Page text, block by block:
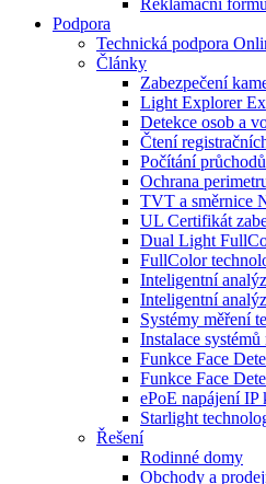
Reklamační
Podpora
Technická podpora
Články
Zabezpečení
Light Explorer
Detekce osob a
Čtení
Počítání
Ochrana
TVT a směrnice
UL Certifikát
Dual Light
FullColor
Inteligentní
Inteligentní
Systémy měření
Instalace
Funkce Face
Funkce Face
ePoE napájení IP
Starlight
Řešení
Rodinné domy
Obchody a